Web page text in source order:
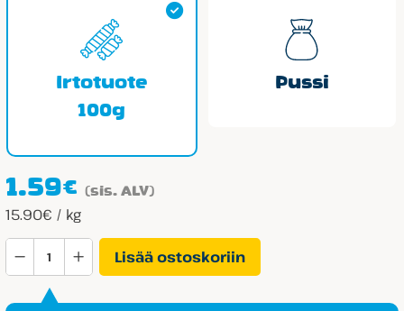
Irtotuote
100g
Pussi
1.59€ (sis. ALV)
15.90€ / kg
Kirpeät
Madot
Lisää ostoskoriin